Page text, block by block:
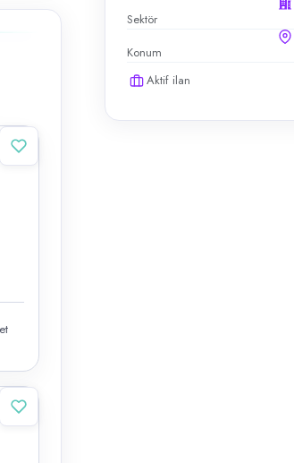
Sektör
Konum
Aktif ilan